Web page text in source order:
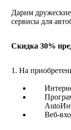
Дарим
сервисы для
Скидка 30%
1. На
Веб-